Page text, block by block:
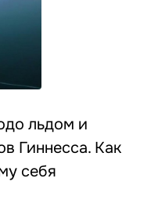
льдом и
Гиннесса. Как
себя